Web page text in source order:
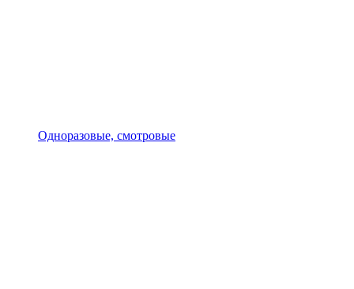
Одноразовые, смотровые